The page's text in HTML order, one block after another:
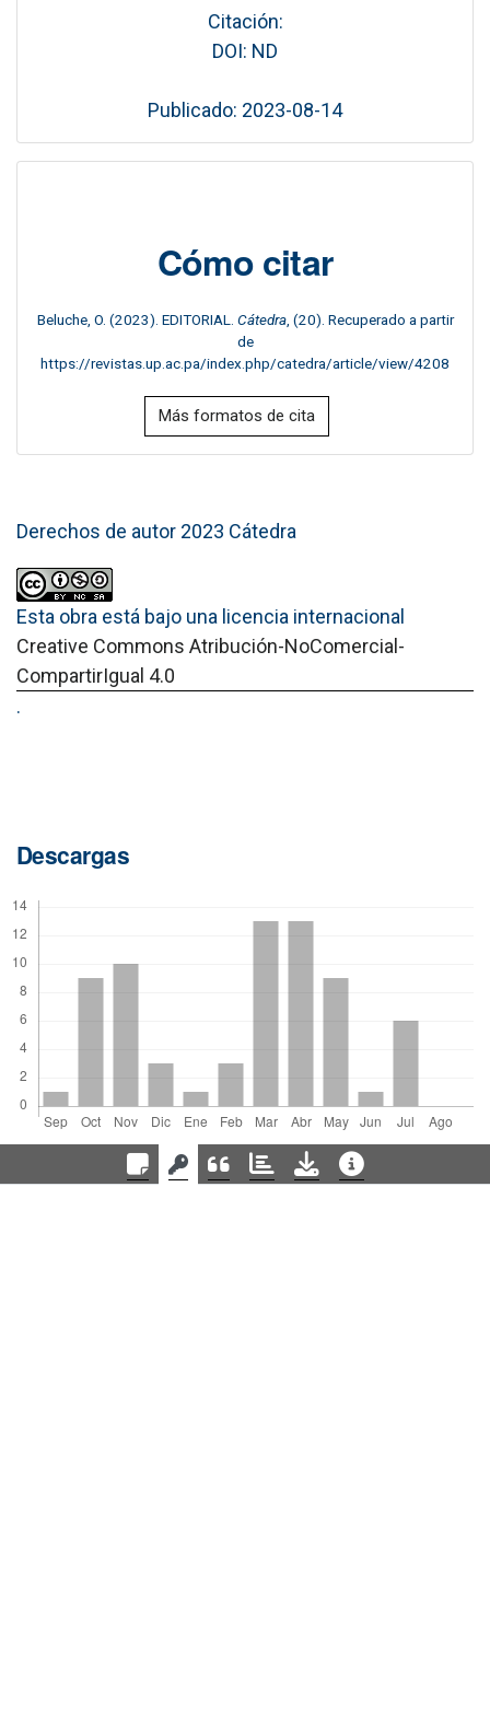
Citación:
DOI: ND
Publicado: 2023-08-14
Cómo citar
Beluche, O. (2023). EDITORIAL. Cátedra, (20). Recuperado a partir
de
https://revistas.up.ac.pa/index.php/catedra/article/view/4208
Más formatos de cita
Derechos de autor 2023 Cátedra
Esta obra está bajo una licencia internacional
Creative Commons Atribución-NoComercial-
CompartirIgual 4.0
.
Descargas